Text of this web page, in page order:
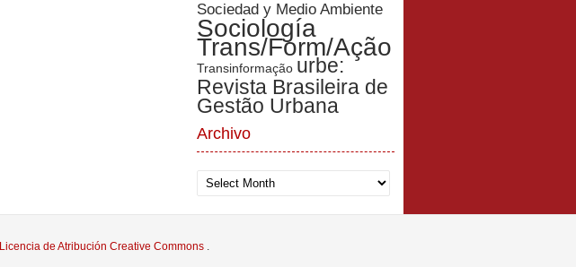
Sociedad y Medio Ambiente
Sociología
Trans/Form/Ação
Transinformação urbe:
Revista Brasileira de
Gestão Urbana
Archivo
Archivo
Licencia de Atribución Creative Commons .